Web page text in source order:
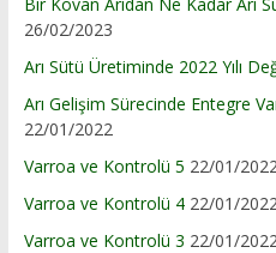
26/02/2023
Arı Sütü Üretiminde 2022 Yılı
Arı Gelişim Sürecinde Entegre
22/01/2022
Varroa ve Kontrolü 5 22/01/2022
Varroa ve Kontrolü 4 22/01/2022
Varroa ve Kontrolü 3 22/01/2022